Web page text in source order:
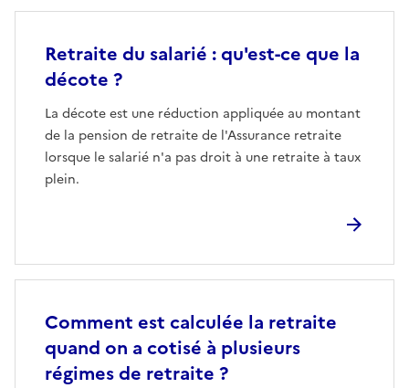
Retraite du salarié : qu'est-ce que la
décote ?
La décote est une réduction appliquée au montant
de la pension de retraite de l'Assurance retraite
lorsque le salarié n'a pas droit à une retraite à taux
plein.
Comment est calculée la retraite
quand on a cotisé à plusieurs
régimes de retraite ?